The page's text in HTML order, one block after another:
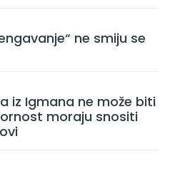
ne smiju se
iz Igmana ne može biti
moraju snositi